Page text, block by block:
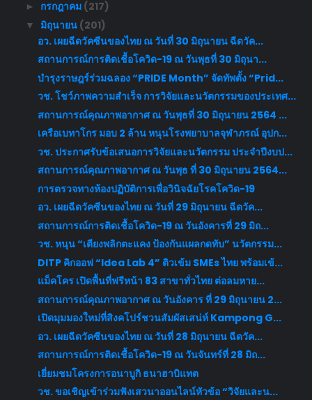
► กรกฎาคม (217)
▼ มิถุนายน (201)
อว. เผยฉีดวัคซีนของไทย ณ วันที่ 30 มิถุนายน ฉีดวัค...
สถานการณ์การติดเชื้อโควิด-19 ณ วันพุธที่ 30 มิถุนา...
บำรุงราษฎร์ร่วมฉลอง “PRIDE Month” จัดทัพตั้ง “Prid...
วช. โชว์ภาพความสำเร็จ การวิจัยและนวัตกรรมของประเทศ...
สถานการณ์คุณภาพอากาศ ณ วันพุธที่ 30 มิถุนายน 2564 ...
เครือเบทาโกร มอบ 2 ล้าน หนุนโรงพยาบาลจุฬาภรณ์ อุปก...
วช. ประกาศรับข้อเสนอการวิจัยและนวัตกรรม ประจำปีงบป...
สถานการณ์คุณภาพอากาศ ณ วันพุธ ที่ 30 มิถุนายน 2564...
การตรวจทางห้องปฏิบัติการเพื่อวินิจฉัยโรคโควิด-19
อว. เผยฉีดวัคซีนของไทย ณ วันที่ 29 มิถุนายน ฉีดวัค...
สถานการณ์การติดเชื้อโควิด-19 ณ วันอังคารที่ 29 มิถ...
วช. หนุน “เตียงพลิกตะแคง ป้องกันแผลกดทับ” นวัตกรรม...
DITP คิกออฟ “Idea Lab 4” ติวเข้ม SMEs ไทย พร้อมเข้...
แม็คโคร เปิดพื้นที่ฟรีหน้า 83 สาขาทั่วไทย ต่อลมหาย...
สถานการณ์คุณภาพอากาศ ณ วันอังคาร ที่ 29 มิถุนายน 2...
เปิดมุมมองใหม่ที่สิงคโปร์ชวนสัมผัสเสน่ห์ Kampong G...
อว. เผยฉีดวัคซีนของไทย ณ วันที่ 28 มิถุนายน ฉีดวัค...
สถานการณ์การติดเชื้อโควิด-19 ณ วันจันทร์ที่ 28 มิถ...
เยี่ยมชมโครงการอนาบูกิ ธนาฮาบิแทต
วช. ขอเชิญเข้าร่วมฟังเสวนาออนไลน์หัวข้อ “วิจัยและน...